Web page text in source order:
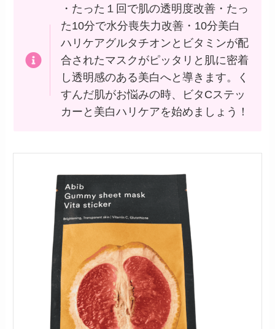
・たった１回で肌の透明度改善・たっ
た10分で水分喪失力改善・10分美白
ハリケアグルタチオンとビタミンが配
合されたマスクがピッタリと肌に密着
し透明感のある美白へと導きます。く
すんだ肌がお悩みの時、ビタCステッ
カーと美白ハリケアを始めましょう！